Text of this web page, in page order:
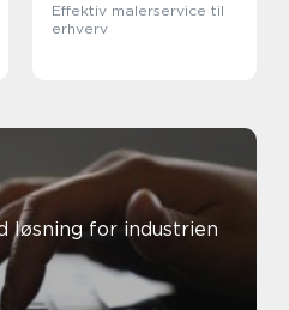
Effektiv malerservice til
erhverv
løsning for industrien